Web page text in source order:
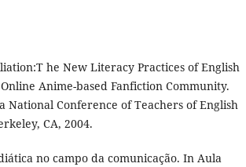
he New Literacy Practices of English
Anime-based Fanfiction Community.
National Conference of Teachers of English
CA, 2004.
no campo da comunicação. In Aula